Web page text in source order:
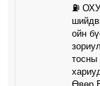
⛽️
ойн
тосны